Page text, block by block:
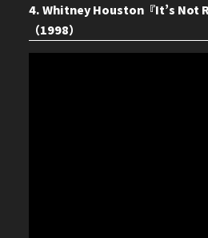
4. Whitney Houston『It’s Not
（1998）